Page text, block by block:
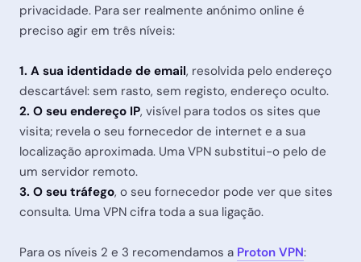
privacidade. Para ser realmente anónimo online é
preciso agir em três níveis:
1. A sua identidade de email, resolvida pelo endereço
descartável: sem rasto, sem registo, endereço oculto.
2. O seu endereço IP, visível para todos os sites que
visita; revela o seu fornecedor de internet e a sua
localização aproximada. Uma VPN substitui-o pelo de
um servidor remoto.
3. O seu tráfego, o seu fornecedor pode ver que sites
consulta. Uma VPN cifra toda a sua ligação.
Para os níveis 2 e 3 recomendamos a Proton VPN: